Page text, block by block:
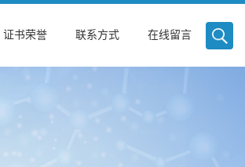
证书荣誉 联系方式 在线留言